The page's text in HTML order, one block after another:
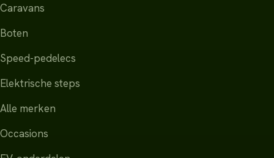
Caravans
Boten
Speed-pedelecs
Elektrische steps
Alle merken
Occasions